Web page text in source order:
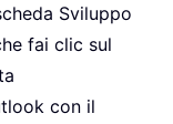
Sviluppo
fai clic sul
con il